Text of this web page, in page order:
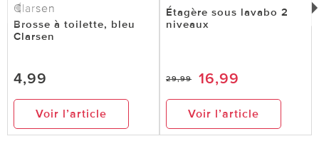
Clarsen
Brosse à toilette, bleu
Clarsen
4,99
Voir l’article
Étagère sous lavabo 2
niveaux
29,99 16,99
Voir l’article